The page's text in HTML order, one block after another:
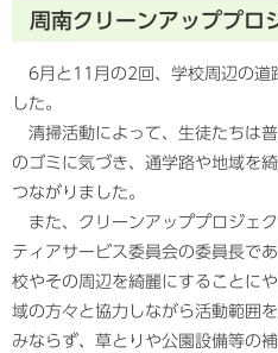
周南クリーンアッププロ
6月と11月の2回、学校周辺の道
した。
清掃活動によって、生徒たちは
のゴミに気づき、通学路や地域を
つながりました。
また、クリーンアッププロジェ
ティアサービス委員会の委員長で
校やその周辺を綺麗にすることに
域の方々と協力しながら活動範囲
みならず、草とりや公園設備等の